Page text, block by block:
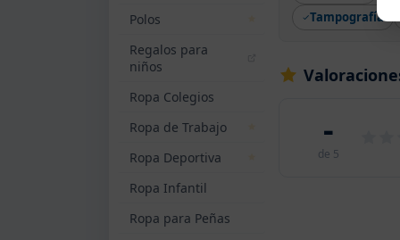
Polos
Regalos para
niños
Ropa Colegios
Ropa de Trabajo
Ropa Deportiva
Ropa Infantil
Ropa para Peñas
Tampografía
-
de 5